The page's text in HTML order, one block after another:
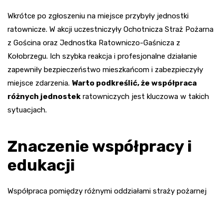
Wkrótce po zgłoszeniu na miejsce przybyły jednostki
ratownicze. W akcji uczestniczyły Ochotnicza Straż Pożarna
z Gościna oraz Jednostka Ratowniczo-Gaśnicza z
Kołobrzegu. Ich szybka reakcja i profesjonalne działanie
zapewniły bezpieczeństwo mieszkańcom i zabezpieczyły
miejsce zdarzenia. Warto podkreślić, że współpraca
różnych jednostek ratowniczych jest kluczowa w takich
sytuacjach.
Znaczenie współpracy i
edukacji
Współpraca pomiędzy różnymi oddziałami straży pożarnej